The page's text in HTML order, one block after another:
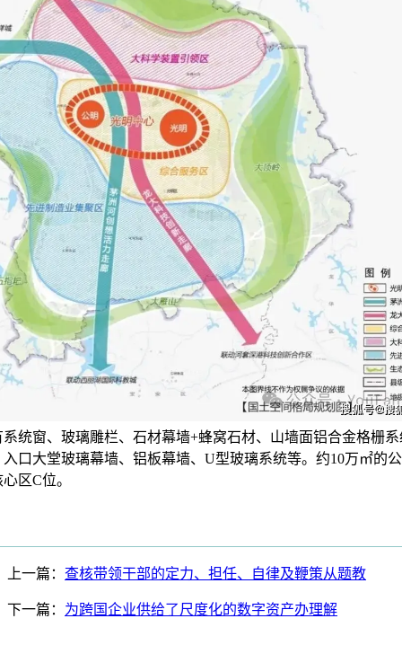
统窗、玻璃雕栏、石材幕墙+蜂窝石材、山墙面铝合金格栅
口大堂玻璃幕墙、铝板幕墙、U型玻璃系统等。约10万㎡的
区C位。
上一篇： 查核带领干部的定力、担任、自律及鞭策从题教
下一篇： 为跨国企业供给了尺度化的数字资产办理解